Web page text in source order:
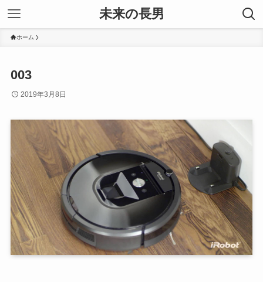
未来の長男
ホーム
003
2019年3月8日